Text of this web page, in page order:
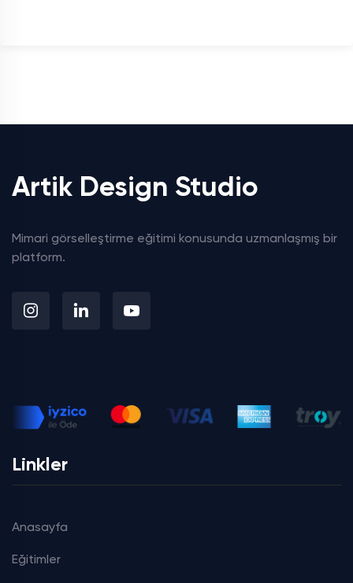
Artik Design Studio
Mimari görselleştirme eğitimi konusunda uzmanlaşmış bir
platform.
Linkler
Anasayfa
Eğitimler